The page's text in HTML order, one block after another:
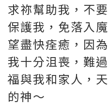
求祢幫助我，不
保護我，免落入
望盡快痊癒，因
我十分沮喪，難
福與我和家人，
的神～